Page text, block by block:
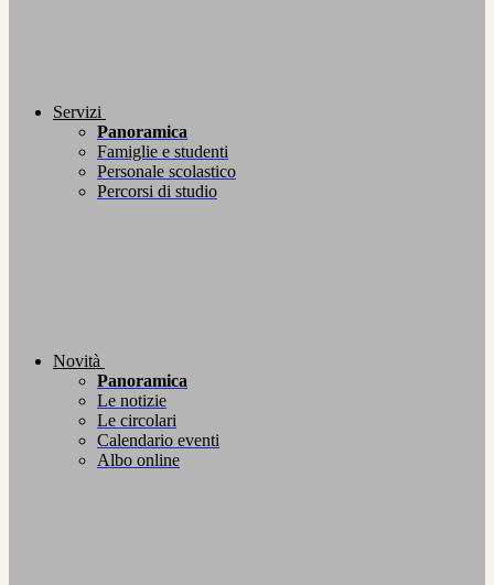
Servizi
Panoramica
Famiglie e studenti
Personale scolastico
Percorsi di studio
Novità
Panoramica
Le notizie
Le circolari
Calendario eventi
Albo online